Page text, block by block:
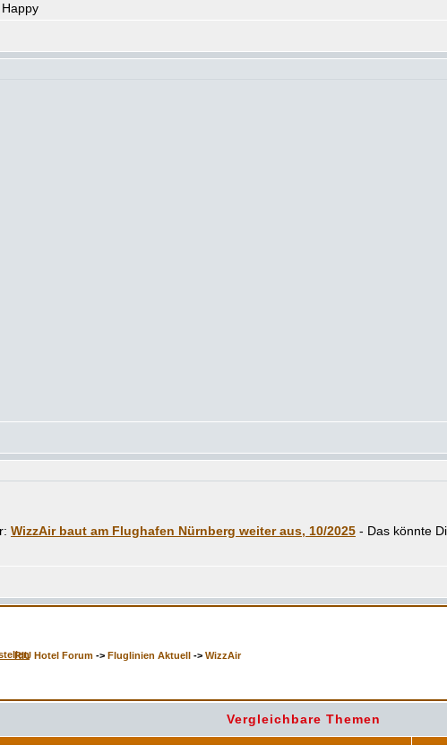
WizzAir baut am Flughafen Nürnberg weiter aus, 10/2025
RIU Hotel Forum -> Fluglinien Aktuell -> WizzAir
Vergleichbare Themen